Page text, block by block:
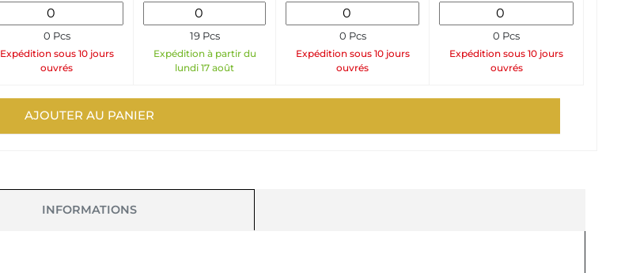
0 Pcs
Expédition sous 10 jours
ouvrés
19 Pcs
Expédition à partir du
lundi 17 août
0 Pcs
Expédition sous 10 jours
ouvrés
0 Pcs
Expédition sous 10 jours
ouvrés
AJOUTER AU PANIER
INFORMATIONS